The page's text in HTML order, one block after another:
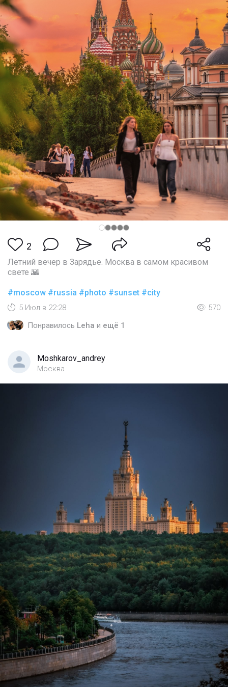
2
Летний вечер в Зарядье. Москва в самом красивом
свете 🌇
#moscow #russia #photo #sunset #city
5 Июл в 22:28
570
Понравилось Leha и ещё 1
Moshkarov_andrey
Москва